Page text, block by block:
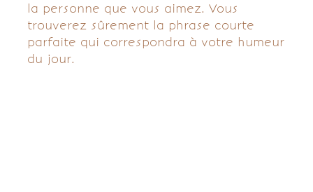
la personne que vous aimez. Vous
trouverez sûrement la phrase courte
parfaite qui correspondra à votre humeur
du jour.